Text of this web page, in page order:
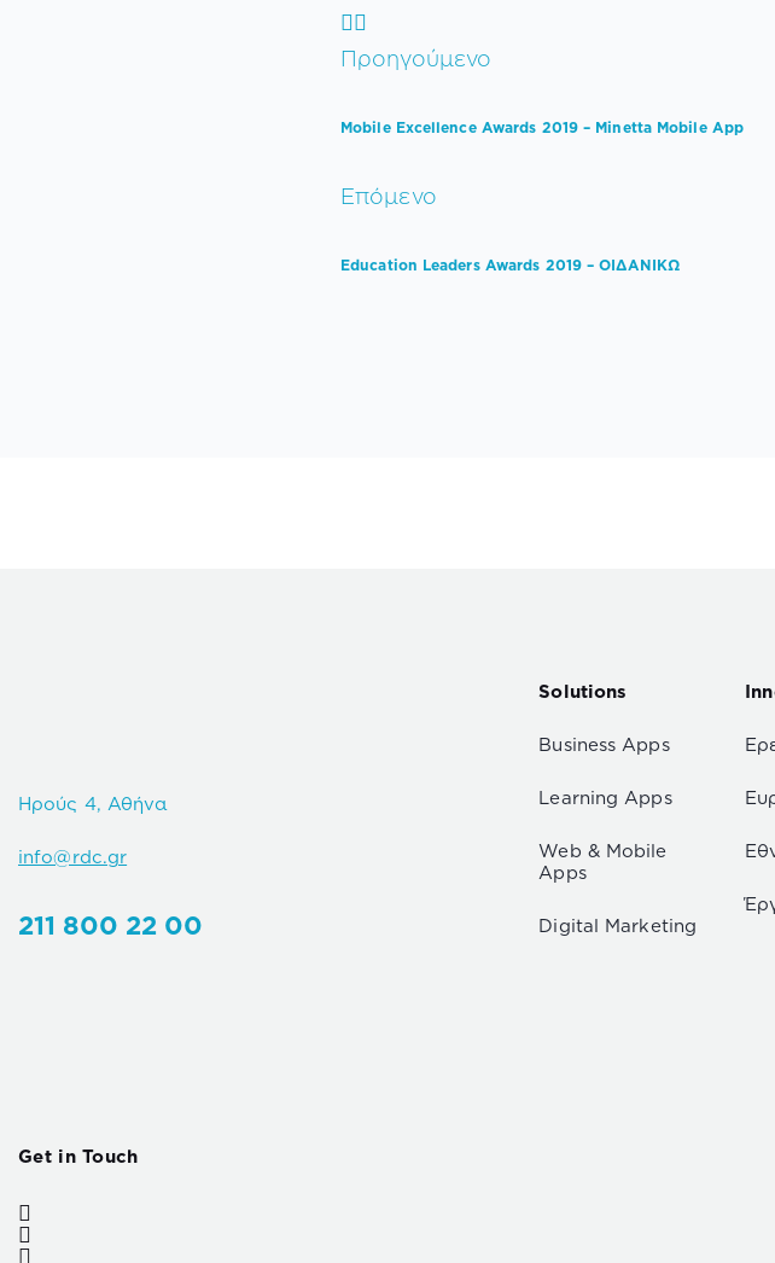
Προηγούμενο
Mobile Excellence Awards 2019 – Minetta Mobile App
Επόμενο
Education Leaders Awards 2019 – ΟΙΔΑΝΙΚΩ
Ηρούς 4, Αθήνα
info@rdc.gr
211 800 22 00
Solutions
Business Apps
Learning Apps
Web & Mobile
Apps
Digital Marketing
Get in Touch